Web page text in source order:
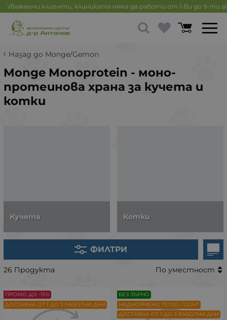
Уважаеми клиенти, клиниката няма да работи от 1-ви до 9-ти
Назад до Monge/Gemon
Monge Monoprotein - моно-
протеинова храна за кучета и
котки
Кучета Котки
ФИЛТРИ
26 Продукта По уместност
ПРОМО ДО -15%
ДОСТАВКА ОТ 1 ДО 3 РАБОТНИ ДНИ
БЕЗ ЗЪРНО
НАДНОРМЕНО ТЕГЛО / LIGHT
ДОСТАВКА ОТ 1 ДО 3 РАБОТНИ ДНИ